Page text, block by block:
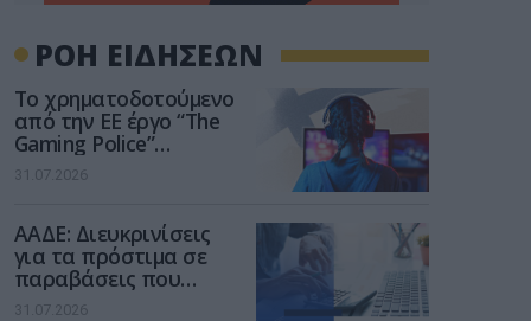
ΡΟΗ ΕΙΔΗΣΕΩΝ
Το χρηματοδοτούμενο
από την ΕΕ έργο “The
Gaming Police”
ενισχύει την ασφάλεια
των παιδιών στο
31.07.2026
ΑΑΔΕ: Διευκρινίσεις
για τα πρόστιμα σε
παραβάσεις που
αφορούν τους ΦΗΜ
31.07.2026